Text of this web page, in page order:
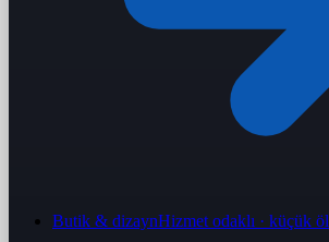
Butik & dizaynHizmet odaklı · küçük